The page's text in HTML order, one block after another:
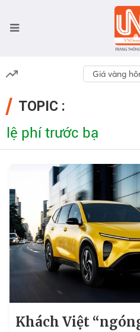
Giá vàng
TOPIC :
lệ phí trước bạ
Khách Việt